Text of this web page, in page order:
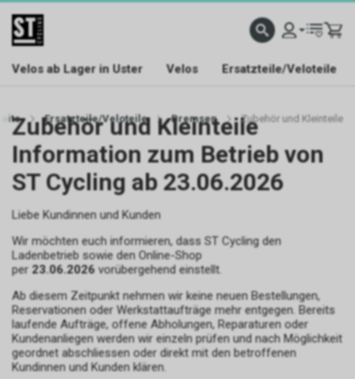
Velos ab Lager in Uster Velos Ersatzteile/Veloteile
Ersatzteile/Veloteile Bremsen Zubehör und Kleinteile
Zubehör und Kleinteile
Information zum Betrieb von
ST Cycling ab 23.06.2026
Liebe Kundinnen und Kunden
Wir möchten euch informieren, dass ST Cycling den
Ladenbetrieb sowie den Online-Shop
per 23.06.2026 vorübergehend einstellt.
Ab diesem Zeitpunkt nehmen wir keine neuen Bestellungen,
Reservationen oder Werkstattaufträge mehr entgegen. Bereits
laufende Aufträge, offene Abholungen, Reparaturen oder
Kundenanliegen werden wir einzeln prüfen und nach Möglichkeit
geordnet abschliessen oder direkt mit den betroffenen
Kundinnen und Kunden klären.